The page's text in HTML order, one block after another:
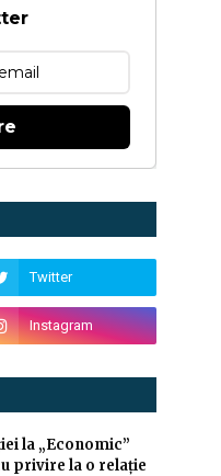
la „Economic”
privire la o relație